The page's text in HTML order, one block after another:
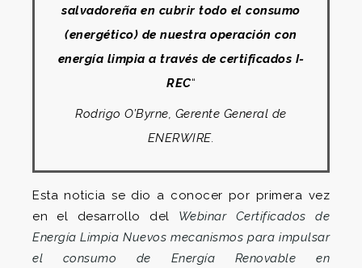
salvadoreña en cubrir todo el consumo
(energético) de nuestra operación con
energía limpia a través de certificados I-
REC“
Rodrigo O’Byrne, Gerente General de
ENERWIRE.
Esta noticia se dio a conocer por primera vez
en el desarrollo del Webinar Certificados de
Energía Limpia Nuevos mecanismos para impulsar
el consumo de Energía Renovable en